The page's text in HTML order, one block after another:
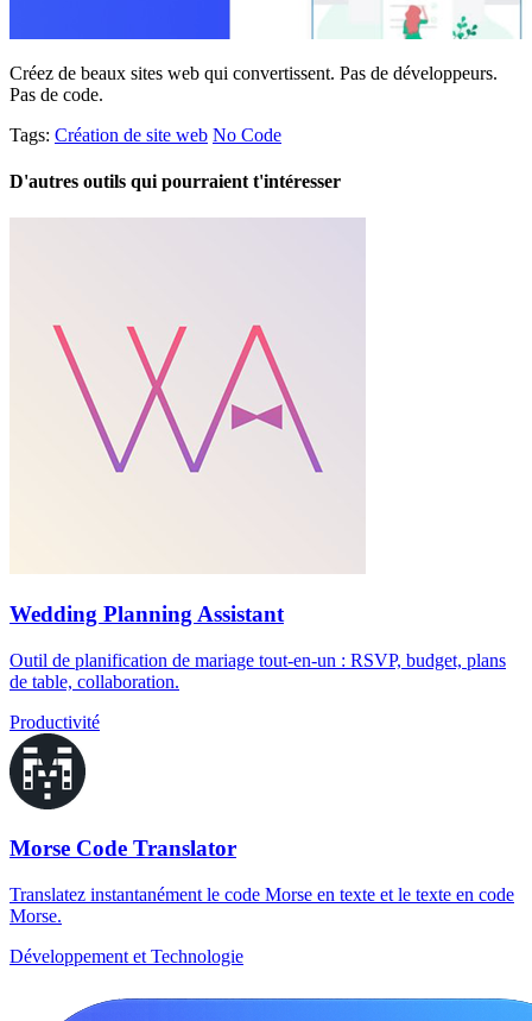
Créez de beaux sites web qui convertissent. Pas de développeurs.
Pas de code.
Tags: Création de site web No Code
D'autres outils qui pourraient t'intéresser
Wedding Planning Assistant
Outil de planification de mariage tout-en-un : RSVP, budget, plans
de table, collaboration.
Productivité
Morse Code Translator
Translatez instantanément le code Morse en texte et le texte en code
Morse.
Développement et Technologie